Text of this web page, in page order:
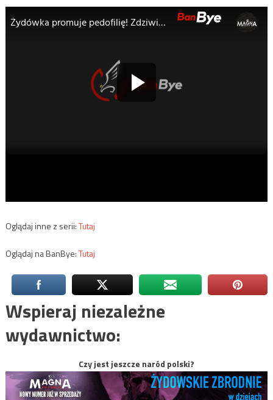
Oglądaj inne z serii:Tutaj
Oglądaj na BanBye:Tutaj
Wspieraj niezależne
wydawnictwo:
Czy jest jeszcze naród polski?